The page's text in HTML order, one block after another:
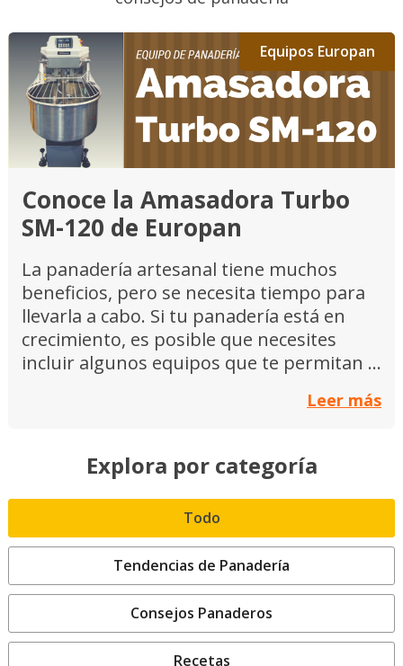
Equipos Europan
Conoce la Amasadora Turbo
SM-120 de Europan
La panadería artesanal tiene muchos
beneficios, pero se necesita tiempo para
llevarla a cabo. Si tu panadería está en
crecimiento, es posible que necesites
incluir algunos equipos que te permitan ...
Leer más
Explora por categoría
Todo
Tendencias de Panadería
Consejos Panaderos
Recetas